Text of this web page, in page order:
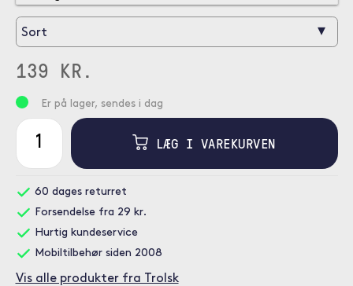
Sort ▾
139 KR.
Er på lager, sendes i dag
LÆG I VAREKURVEN
60 dages returret
Forsendelse fra 29 kr.
Hurtig kundeservice
Mobiltilbehør siden 2008
Vis alle produkter fra Trolsk